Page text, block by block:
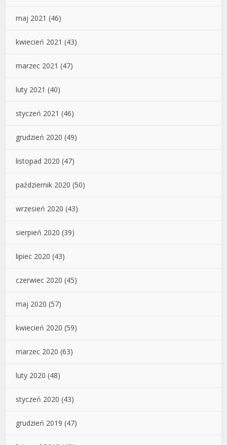
maj 2021 (46)
kwiecień 2021 (43)
marzec 2021 (47)
luty 2021 (40)
styczeń 2021 (46)
grudzień 2020 (49)
listopad 2020 (47)
październik 2020 (50)
wrzesień 2020 (43)
sierpień 2020 (39)
lipiec 2020 (43)
czerwiec 2020 (45)
maj 2020 (57)
kwiecień 2020 (59)
marzec 2020 (63)
luty 2020 (48)
styczeń 2020 (43)
grudzień 2019 (47)